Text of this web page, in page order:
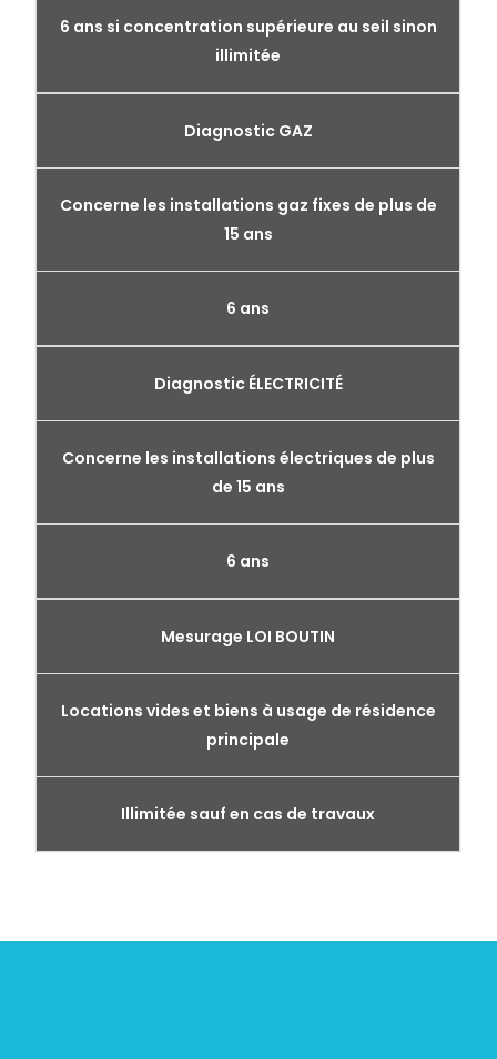
6 ans si concentration supérieure au seil sinon
illimitée
Diagnostic GAZ
Concerne les installations gaz fixes de plus de
15 ans
6 ans
Diagnostic ÉLECTRICITÉ
Concerne les installations électriques de plus
de 15 ans
6 ans
Mesurage LOI BOUTIN
Locations vides et biens à usage de résidence
principale
Illimitée sauf en cas de travaux